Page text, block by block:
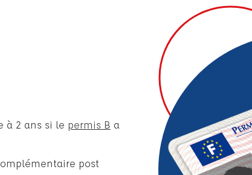
à 2 ans si le permis B a
post